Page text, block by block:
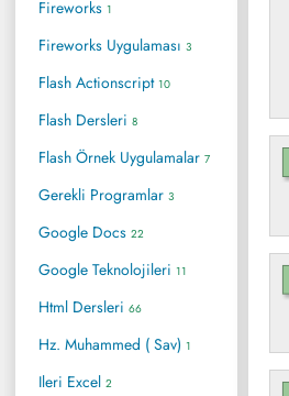
Fireworks 1
Fireworks Uygulaması 3
Flash Actionscript 10
Flash Dersleri 8
Flash Örnek Uygulamalar 7
Gerekli Programlar 3
Google Docs 22
Google Teknolojileri 11
Html Dersleri 66
Hz. Muhammed ( Sav) 1
Ileri Excel 2